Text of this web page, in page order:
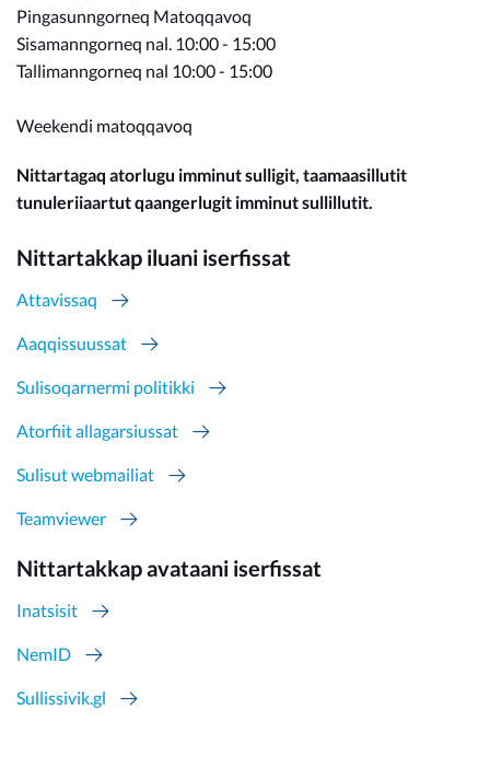
Pingasunngorneq Matoqqavoq
Sisamanngorneq nal. 10:00 - 15:00
Tallimanngorneq nal 10:00 - 15:00
Weekendi matoqqavoq
Nittartagaq atorlugu imminut sulligit, taamaasillutit
tunuleriiaartut qaangerlugit imminut sullillutit.
Nittartakkap iluani iserfissat
Attavissaq
Aaqqissuussat
Sulisoqarnermi politikki
Atorfiit allagarsiussat
Sulisut webmailiat
Teamviewer
Nittartakkap avataani iserfissat
Inatsisit
NemID
Sullissivik.gl